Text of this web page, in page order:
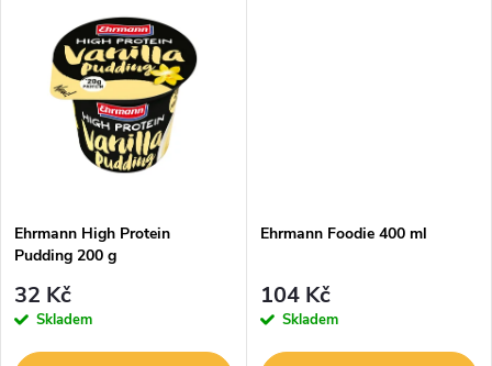
Ehrmann High Protein
Pudding 200 g
32 Kč
Skladem
Ehrmann Foodie 400 ml
104 Kč
Skladem